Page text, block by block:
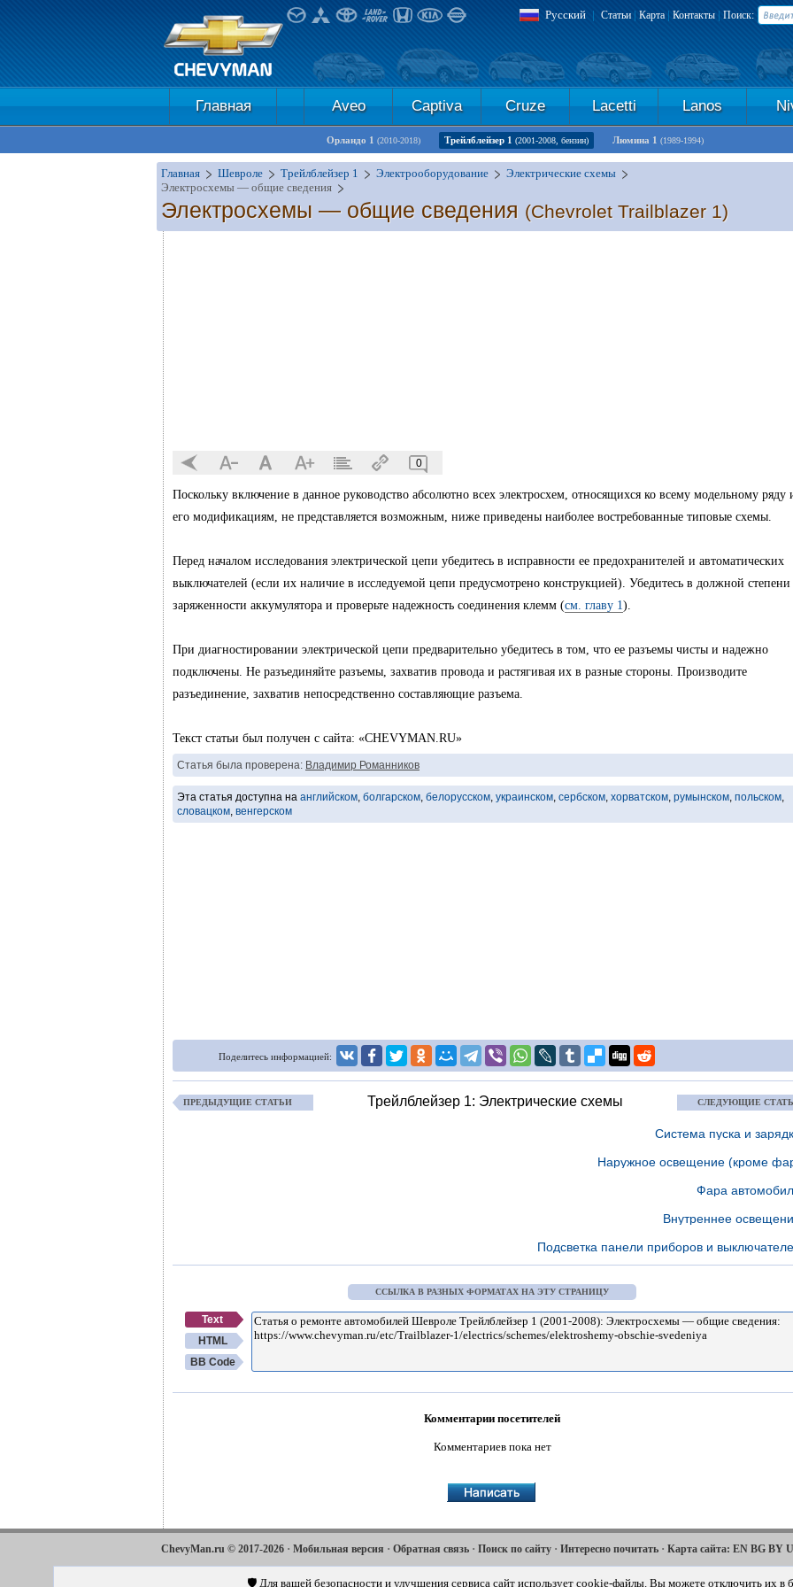
Русский | Статьи | Карта| Контакты | Поиск:
Главная Aveo Captiva Cruze Lacetti Lanos
Орландо 1 (2010-2018) Трейлблейзер 1 (2001-2008, бензин) Люмина 1 (1989-1994)
Главная Шевроле Трейлблейзер 1 Электрооборудование
Электрические схемы
Электросхемы — общие сведения
Электросхемы — общие сведения (Chevrolet Trailblazer 1)
0
Поскольку включение в данное руководство абсолютно всех электросхем, относящихся ко всему модельному ряду
его модификациям, не представляется возможным, ниже приведены наиболее востребованные типовые схемы.
Перед началом исследования электрической цепи убедитесь в исправности ее предохранителей и автоматических
выключателей (если их наличие в исследуемой цепи предусмотрено конструкцией). Убедитесь в должной степени
заряженности аккумулятора и проверьте надежность соединения клемм (см. главу 1).
При диагностировании электрической цепи предварительно убедитесь в том, что ее разъемы чисты и надежно
подключены. Не разъединяйте разъемы, захватив провода и растягивая их в разные стороны. Производите
разъединение, захватив непосредственно составляющие разъема.
Текст статьи был получен с сайта: «CHEVYMAN.RU»
Статья была проверена: Владимир Романников
Эта статья доступна на английском, болгарском, белорусском, украинском, сербском, хорватском, румынском, польском,
словацком, венгерском
Поделитесь информацией:
ПРЕДЫДУЩИЕ СТАТЬИ Трейлблейзер 1: Электрические схемы СЛЕДУЮЩИЕ
Система пуска и
Наружное освещение (кроме
Фара
Внутреннее
Подсветка панели приборов и
ССЫЛКА В РАЗНЫХ ФОРМАТАХ НА ЭТУ СТРАНИЦУ
Text
HTML
BB Code
Комментарии посетителей
Комментариев пока нет
ChevyMan.ru © 2017-2026 · Мобильная версия · Обратная связь · Поиск по сайту · Интересно почитать · Карта сайта: EN BG BY
Aveo2006-2011 · Cruze Lacetti 2002-2009 · 2002-
🛡️ Для вашей безопасности и улучшения сервиса сайт использует cookie-файлы. Вы можете отключить их в